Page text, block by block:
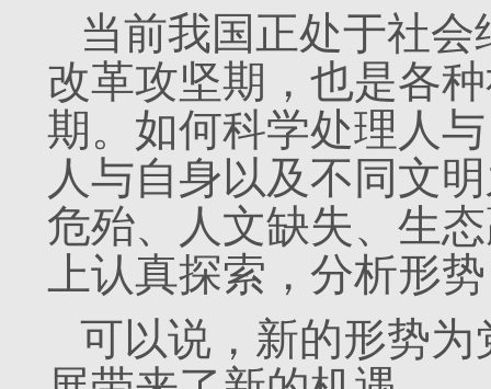
当前我国正处于社
改革攻坚期，也是各
期。如何科学处理人
人与自身以及不同文
危殆、人文缺失、生
上认真探索，分析形
可以说，新的形势